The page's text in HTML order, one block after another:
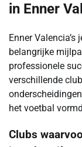
in Enner
Enner
belangrijke
professionele
verschillende
het voetbal
Clubs